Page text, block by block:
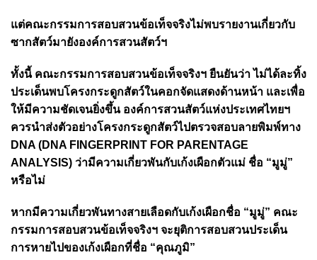
แต่คณะกรรมการสอบสวนข้อเท็จจริงไม่พบรายงานเกี่ยวกับ
ซากสัตว์มายังองค์การสวนสัตว์ฯ
ทั้งนี้ คณะกรรมการสอบสวนข้อเท็จจริงฯ ยืนยันว่า ไม่ได้ละทิ้ง
ประเด็นพบโครงกระดูกสัตว์ในคอกจัดแสดงด้านหน้า และเพื่อ
ให้มีความชัดเจนยิ่งขึ้น องค์การสวนสัตว์แห่งประเทศไทยฯ
ควรนำส่งตัวอย่างโครงกระดูกสัตว์ไปตรวจสอบลายพิมพ์ทาง
DNA (DNA FINGERPRINT FOR PARENTAGE
ANALYSIS) ว่ามีความเกี่ยวพันกับเก้งเผือกตัวแม่ ชื่อ “มูมู่”
หรือไม่
หากมีความเกี่ยวพันทางสายเลือดกับเก้งเผือกชื่อ “มูมู่” คณะ
กรรมการสอบสวนข้อเท็จจริงฯ จะยุติการสอบสวนประเด็น
การหายไปของเก้งเผือกที่ชื่อ “คุณภูมิ”